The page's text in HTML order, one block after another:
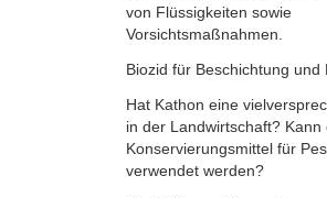
von Flüssigkeiten sowie
Vorsichtsmaßnahmen.
Biozid für Beschichtung und
Hat Kathon eine
in der Landwirtschaft? Kann
Konservierungsmittel für
verwendet werden?